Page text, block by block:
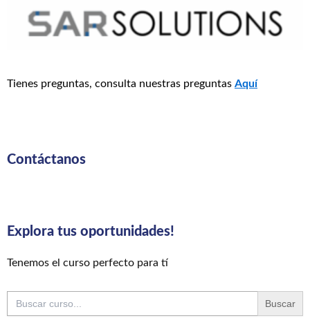
Tienes preguntas, consulta nuestras preguntas Aquí
Contáctanos
Explora tus oportunidades!
Tenemos el curso perfecto para tí
Buscar: